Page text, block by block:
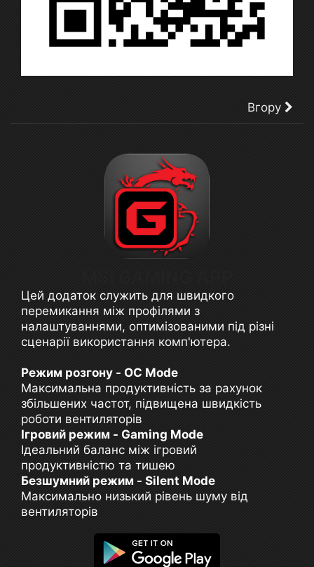
Вгору
Цей додаток служить для швидкого
перемикання між профілями з
налаштуваннями, оптимізованими під різні
сценарії використання комп'ютера.
Режим розгону - OC Mode
Максимальна продуктивність за рахунок
збільшених частот, підвищена швидкість
роботи вентиляторів
Ігровий режим - Gaming Mode
Ідеальний баланс між ігровий
продуктивністю та тишею
Безшумний режим - Silent Mode
Максимально низький рівень шуму від
вентиляторів